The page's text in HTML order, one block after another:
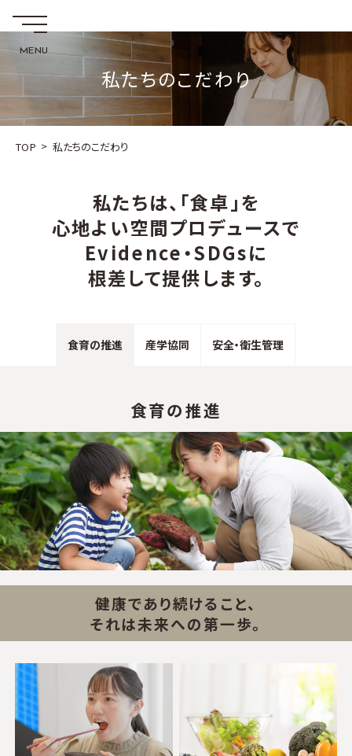
私たちのこだわり
TOP > 私たちのこだわり
私たちは、「食卓」を
心地よい空間プロデュースで
Evidence・SDGsに
根差して提供します。
食育の推進 産学協同 安全・衛生管理
食育の推進
健康であり続けること、
それは未来への第一歩。